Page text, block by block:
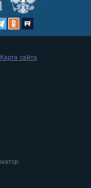
Карта сайта